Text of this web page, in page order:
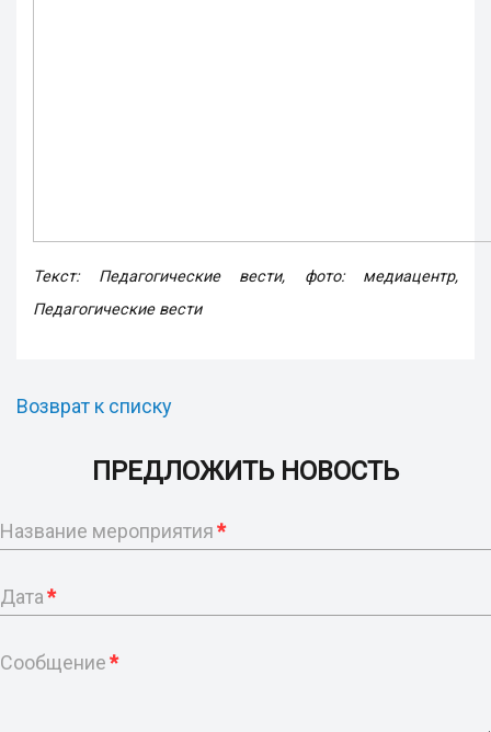
Текст: Педагогические вести, фото: медиацентр,
Педагогические вести
Возврат к списку
ПРЕДЛОЖИТЬ НОВОСТЬ
Название мероприятия*
Дата*
Сообщение*